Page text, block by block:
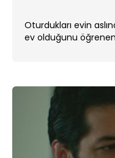
Oturdukları evin
ev olduğunu